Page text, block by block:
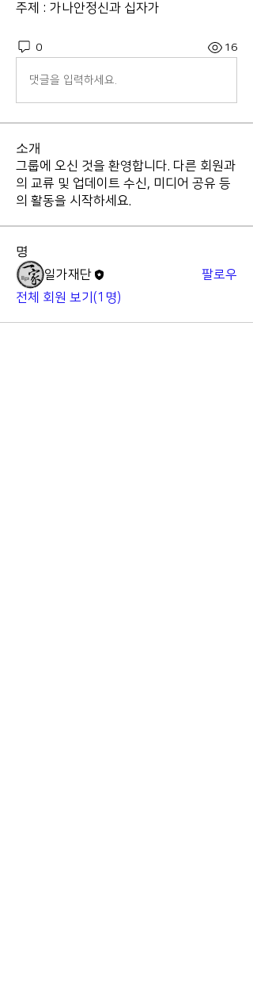
주제 : 가나안정신과 십자가
0 16
댓글을 입력하세요.
소개
그룹에 오신 것을 환영합니다. 다른 회원과
의 교류 및 업데이트 수신, 미디어 공유 등
의 활동을 시작하세요.
명
일가재단
팔로우
전체 회원 보기(1명)